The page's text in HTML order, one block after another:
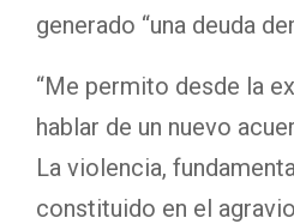
generado “una deuda
“Me permito desde la
hablar de un nuevo
La violencia,
constituido en el